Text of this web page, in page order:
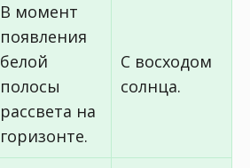
В момент
появления
белой
полосы
рассвета на
горизонте.
С восходом
солнца.